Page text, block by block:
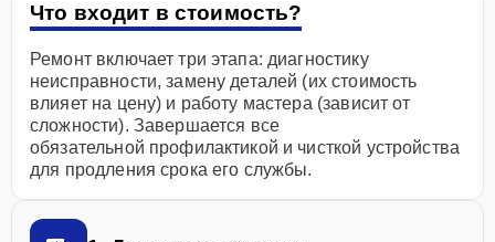
Что входит в стоимость?
Ремонт включает три этапа: диагностику
неисправности, замену деталей (их стоимость
влияет на цену) и работу мастера (зависит от
сложности). Завершается все
обязательной профилактикой и чисткой устройства
для продления срока его службы.